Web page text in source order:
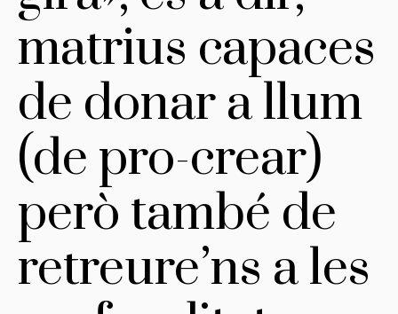
matrius capaces
de donar a llum
(de pro-crear)
però també de
retreure’ns a les